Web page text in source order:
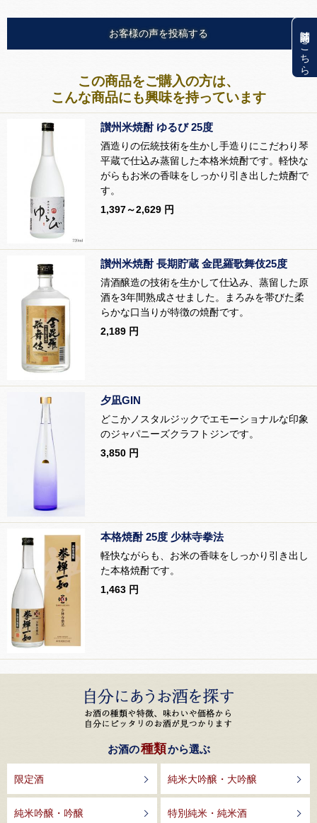
関連商品はこちら
お客様の声を投稿する
この商品をご購入の方は、
こんな商品にも興味を持っています
讃州米焼酎 ゆるび 25度
酒造りの伝統技術を生かし手造りにこだわり琴
平蔵で仕込み蒸留した本格米焼酎です。軽快な
がらもお米の香味をしっかり引き出した焼酎で
す。
1,397～2,629 円
讃州米焼酎 長期貯蔵 金毘羅歌舞伎25度
清酒醸造の技術を生かして仕込み、蒸留した原
酒を3年間熟成させました。まろみを帯びた柔
らかな口当りが特徴の焼酎です。
2,189 円
夕凪GIN
どこかノスタルジックでエモーショナルな印象
のジャパニーズクラフトジンです。
3,850 円
本格焼酎 25度 少林寺拳法
軽快ながらも、お米の香味をしっかり引き出し
た本格焼酎です。
1,463 円
お酒の種類から選ぶ
限定酒 純米大吟醸・大吟醸
純米吟醸・吟醸 特別純米・純米酒